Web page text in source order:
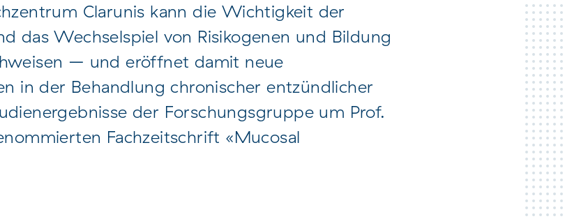
Clarunis kann die Wichtigkeit der
das Wechselspiel von Risikogenen und Bildung
– und eröffnet damit neue
in der Behandlung chronischer entzündlicher
der Forschungsgruppe um Prof.
Fachzeitschrift «Mucosal